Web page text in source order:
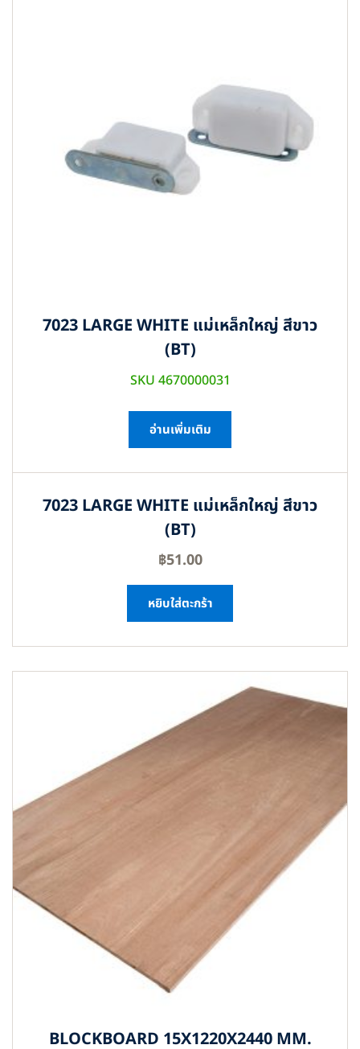
7023 LARGE WHITE แม่เหล็กใหญ่ สีขาว
(BT)
SKU 4670000031
อ่านเพิ่มเติม
7023 LARGE WHITE แม่เหล็กใหญ่ สีขาว
(BT)
฿51.00
หยิบใส่ตะกร้า
BLOCKBOARD 15X1220X2440 MM.